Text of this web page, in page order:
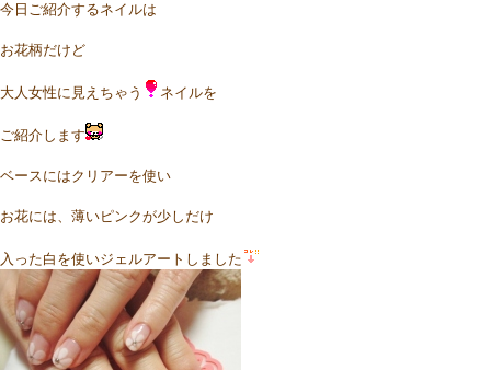
今日ご紹介するネイルは
お花柄だけど
大人女性に見えちゃう ネイルを
ご紹介します
ベースにはクリアーを使い
お花には、薄いピンクが少しだけ
入った白を使いジェルアートしました